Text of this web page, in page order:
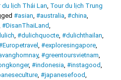
du lịch Thái Lan Tour du lịch Trung
#asian #australia #china
#DisanThaiLand
#dulichquocte #dulichthailan
#exploresingapore
, #greentoursvietnam
, #indonesia #instagood
#japanesefood